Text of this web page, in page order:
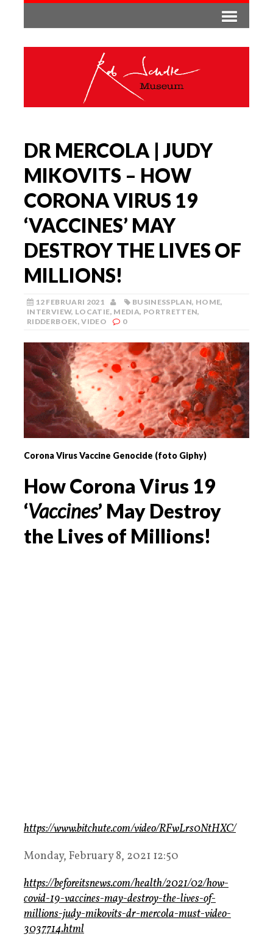
DR MERCOLA | JUDY
MIKOVITS – HOW
CORONA VIRUS 19
‘VACCINES’ MAY
DESTROY THE LIVES OF
MILLIONS!
12 FEBRUARI 2021 BUSINESSPLAN, HOME,
INTERVIEW, LOCATIE, MEDIA, PORTRETTEN,
RIDDERBOEK,VIDEO 0
Corona Virus Vaccine Genocide (foto Giphy)
How Corona Virus 19
‘Vaccines’ May Destroy
the Lives of Millions!
https://www.bitchute.com/video/RFwLrs0NtHXC/
Monday, February 8, 2021 12:50
https://beforeitsnews.com/health/2021/02/how-
covid-19-vaccines-may-destroy-the-lives-of-
millions-judy-mikovits-dr-mercola-must-video-
3037714.html